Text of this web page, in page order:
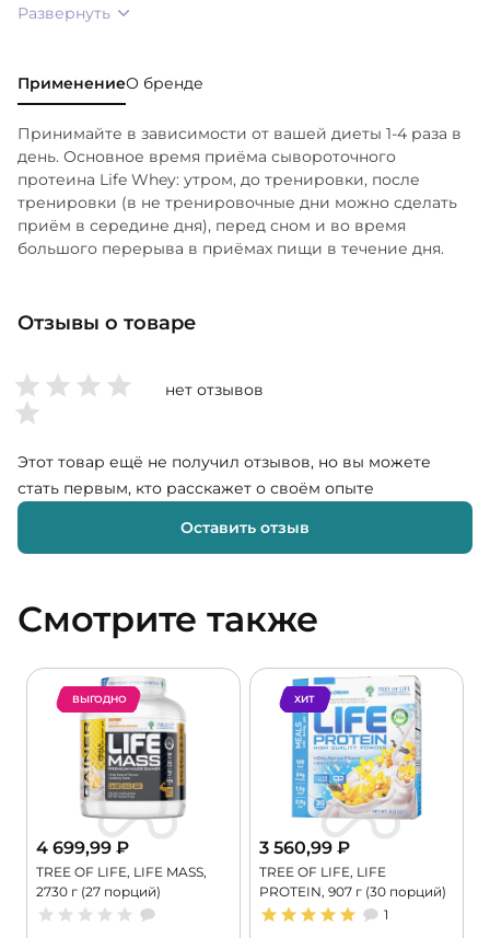
Развернуть
ПрименениеО бренде
Принимайте в зависимости от вашей диеты 1-4 раза в
день. Основное время приёма сывороточного
протеина Life Whey: утром, до тренировки, после
тренировки (в не тренировочные дни можно сделать
приём в середине дня), перед сном и во время
большого перерыва в приёмах пищи в течение дня.
Отзывы о товаре
нет отзывов
Этот товар ещё не получил отзывов, но вы можете
стать первым, кто расскажет о своём опыте
Оставить отзыв
Смотрите также
ВЫГОДНО
4 699,99 ₽
TREE OF LIFE, LIFE MASS,
2730 г (27 порций)
ХИТ
3 560,99 ₽
TREE OF LIFE, LIFE
PROTEIN, 907 г (30 порций)
1